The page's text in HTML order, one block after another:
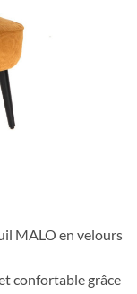
MALO en velours
confortable grâce